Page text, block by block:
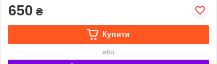
650 ₴
Купити
або